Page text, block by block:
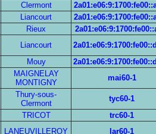
Clermont
Liancourt
Rieux
Liancourt
Mouy
MAIGNELAY
MONTIGNY
mai60-1
Thury-sous-
Clermont
tyc60-1
TRICOT
trc60-1
LANEUVILLEROY
lar60-1